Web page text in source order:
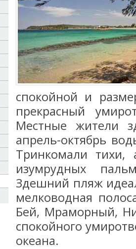
спокойной и
прекрасный
Местные жители
апрель-октябрь
Тринкомали тихи,
изумрудных
Здешний пляж
мелководная
Бей, Мраморный,
спокойного
океана.